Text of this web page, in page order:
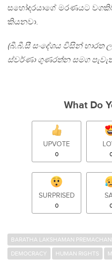
සහෝදරයාගේ මරණයට
කියනවා.
(බී.බී.සී සංදේශය විසින්
ස්වර්ණා ගුණරත්න සමග
What Do
UPVOTE
0
SURPRISED
0
BARATHA LAKSHAMAN
DEMOCRACY
HUMAN RIGHTS